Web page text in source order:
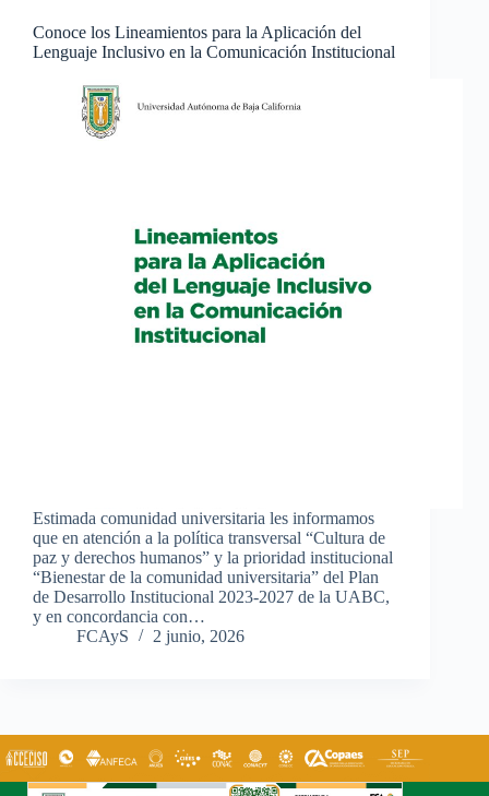
Conoce los Lineamientos para la Aplicación del
Lenguaje Inclusivo en la Comunicación Institucional
Estimada comunidad universitaria les informamos
que en atención a la política transversal “Cultura de
paz y derechos humanos” y la prioridad institucional
“Bienestar de la comunidad universitaria” del Plan
de Desarrollo Institucional 2023-2027 de la UABC,
y en concordancia con…
FCAyS
2 junio, 2026